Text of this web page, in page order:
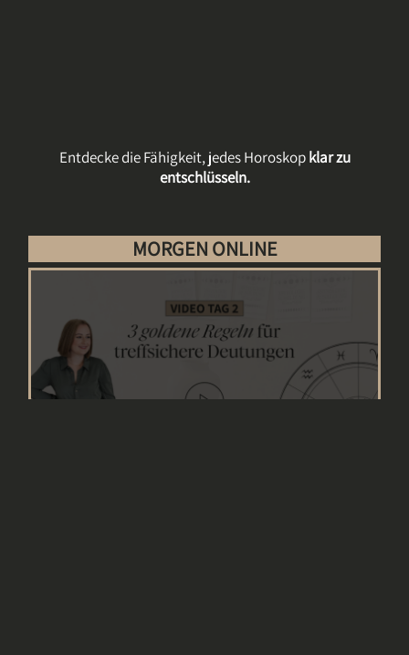
Entdecke die Fähigkeit, jedes Horoskopklar zu
entschlüsseln.
MORGEN ONLINE